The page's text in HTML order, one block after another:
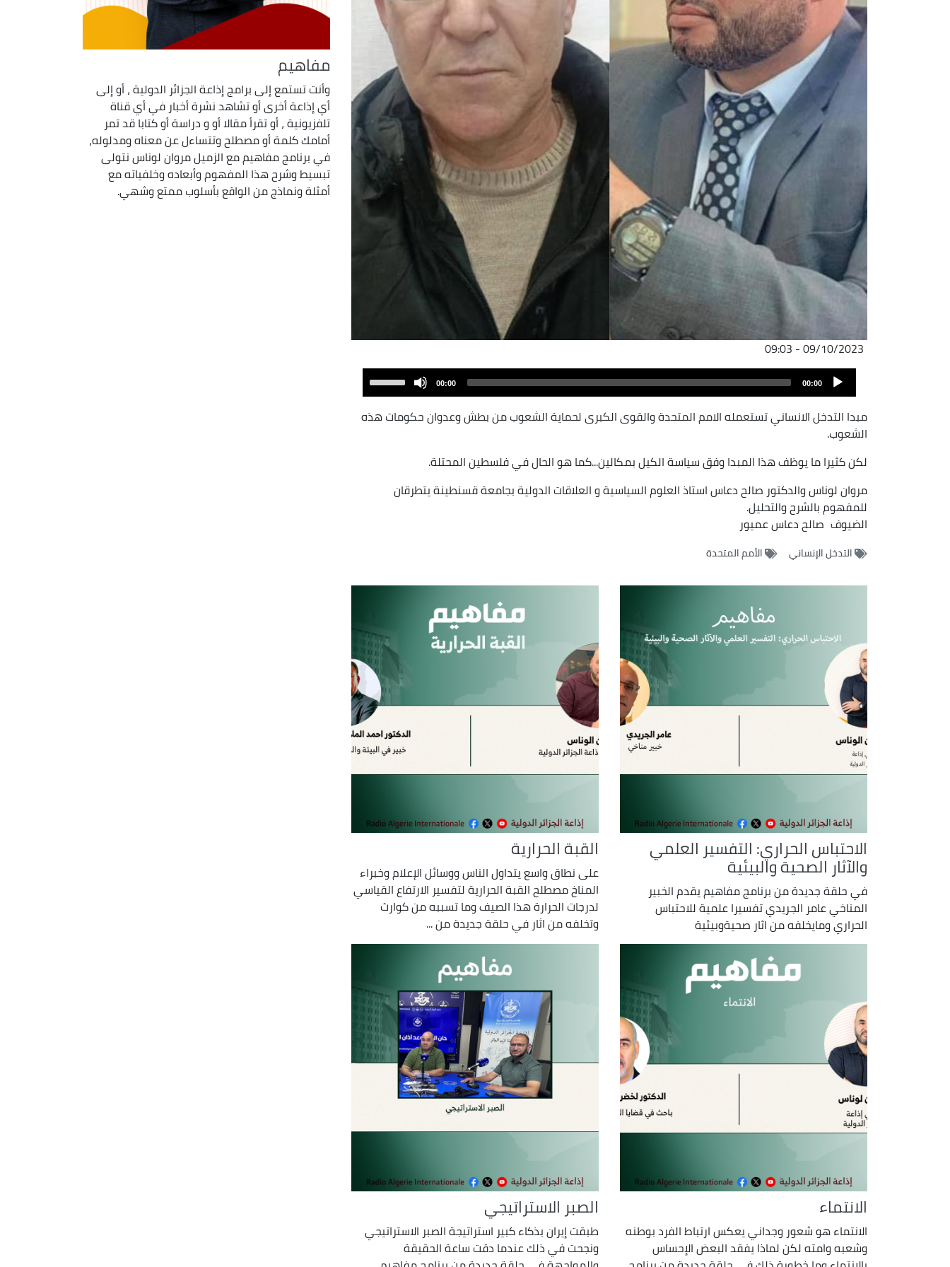
09/10/2023 - 09:03
Audio
Player
00:00
00:00
مبدا التدخل الانساني تستعمله الامم المتحدة والقوى الكبرى لحماية الشعوب من بطش وعدوان حكومات هذه
الشعوب.
لكن كثيرا ما يوظف هذا المبدا وفق سياسة الكيل بمكالين...كما هو الحال في فلسطين المحتلة.
مروان لوناس والدكتور صالح دعاس استاذ العلوم السياسية و العلاقات الدولية بجامعة قسنطينة يتطرقان
للمفهوم بالشرح والتحليل.
الضيوف صالح دعاس عميور
التدخل الإنساني الأمم المتحدة
الاحتباس الحراري: التفسير العلمي
والآثار الصحية والبيئية
في حلقة جديدة من برنامج مفاهيم يقدم الخبير
المناخي عامر الجريدي تفسيرا علمية للاحتباس
الحراري ومايخلفه من اثار صحيةوبيئية
القبة الحرارية
على نطاق واسع يتداول الناس ووسائل الإعلام وخبراء
المناخ مصطلح القبة الحرارية لتفسير الارتفاع القياسي
لدرجات الحرارة هذا الصيف وما تسببه من كوارث
وتخلفه من اثار في حلقة جديدة من ...
الانتماء
الانتماء هو شعور وجداني يعكس ارتباط الفرد بوطنه
وشعبه وامته لكن لماذا يفقد البعض الإحساس
الصبر الاستراتيجي
طبقت إيران بذكاء كبير استراتيجة الصبر الاستراتيجي
ونجحت في ذلك عندما دقت ساعة الحقيقة
مفاهيم
وأنت تستمع إلى برامج إذاعة الجزائر الدولية ، أو إلى
أي إذاعة أخرى أو تشاهد نشرة أخبار في أي قناة
تلفزيونية ، أو تقرأ مقالا أو و دراسة أو كتابا قد تمر
أمامك كلمة أو مصطلح وتتساءل عن معناه ومدلوله،
في برنامج مفاهيم مع الزميل مروان لوناس نتولى
تبسيط وشرح هذا المفهوم وأبعاده وخلفياته مع
أمثلة ونماذج من الواقع بأسلوب ممتع وشهي.